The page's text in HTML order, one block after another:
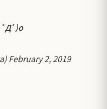
Дﾟ)o
February 2, 2019